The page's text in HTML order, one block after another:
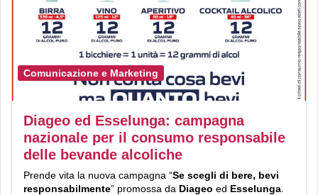
Comunicazione e Marketing
Diageo ed Esselunga: campagna
nazionale per il consumo responsabile
delle bevande alcoliche
Prende vita la nuova campagna “Se scegli di bere, bevi
responsabilmente” promossa da Diageo ed Esselunga